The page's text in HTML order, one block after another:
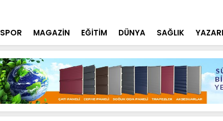
SPOR MAGAZİN EĞİTİM DÜNYA SAĞLIK